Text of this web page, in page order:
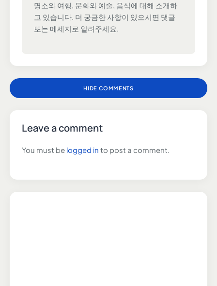
명소와 여행, 문화와 예술, 음식에 대해 소개하
고 있습니다. 더 궁금한 사항이 있으시면 댓글
또는 메세지로 알려주세요.
HIDE COMMENTS
Leave a comment
You must be logged in to post a comment.